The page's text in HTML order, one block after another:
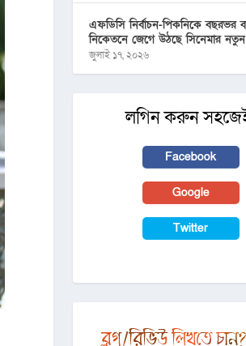
এফডিসি নির্বাচন-পিকনিকে বছরভর
নিকেতনে জেগে উঠছে সিনেমার
জুলাই ১৭, ২০২৬
লগিন করুন
Facebook
Google
Twitter